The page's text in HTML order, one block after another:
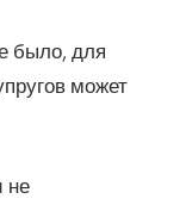
было, для
может
не